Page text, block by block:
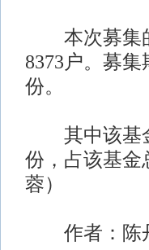
本次募集的
8373户。募
份。
其中该基金
份，占该基金
蓉）
作者：陈